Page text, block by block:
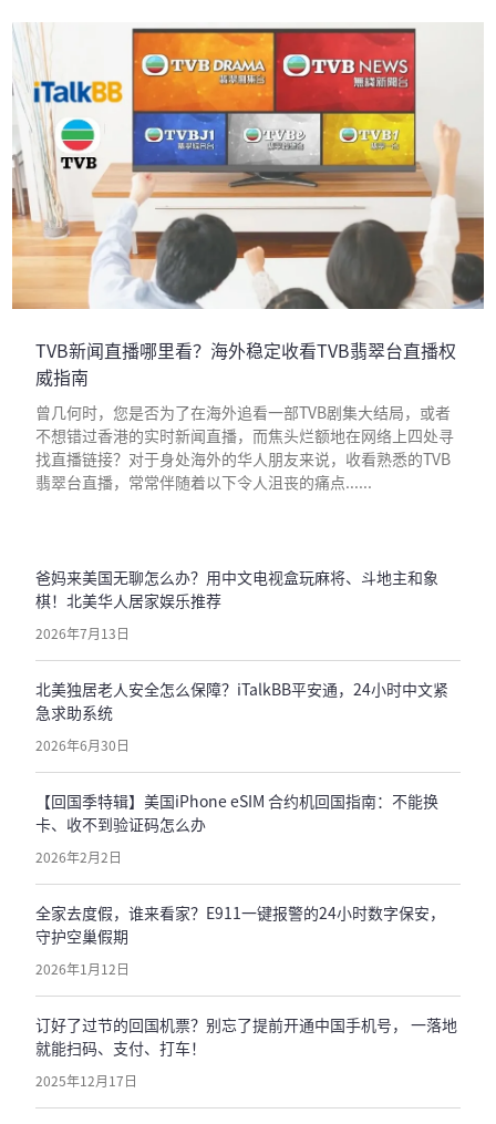
TVB新闻直播哪里看？海外稳定收看TVB翡翠台直播权
威指南
曾几何时，您是否为了在海外追看一部TVB剧集大结局，或者
不想错过香港的实时新闻直播，而焦头烂额地在网络上四处寻
找直播链接？对于身处海外的华人朋友来说，收看熟悉的TVB
翡翠台直播，常常伴随着以下令人沮丧的痛点......
爸妈来美国无聊怎么办？用中文电视盒玩麻将、斗地主和象
棋！北美华人居家娱乐推荐
2026年7月13日
北美独居老人安全怎么保障？iTalkBB平安通，24小时中文紧
急求助系统
2026年6月30日
【回国季特辑】美国iPhone eSIM 合约机回国指南：不能换
卡、收不到验证码怎么办
2026年2月2日
全家去度假，谁来看家？E911一键报警的24小时数字保安，
守护空巢假期
2026年1月12日
订好了过节的回国机票？别忘了提前开通中国手机号， 一落地
就能扫码、支付、打车！
2025年12月17日